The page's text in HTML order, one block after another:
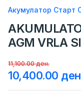
Акумулатор Старт
AGM VRLA
11,100.00 ден.
10,400.00